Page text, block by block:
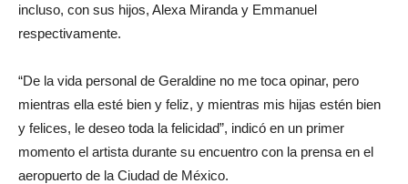
incluso, con sus hijos, Alexa Miranda y Emmanuel
respectivamente.
“De la vida personal de Geraldine no me toca opinar, pero
mientras ella esté bien y feliz, y mientras mis hijas estén bien
y felices, le deseo toda la felicidad”, indicó en un primer
momento el artista durante su encuentro con la prensa en el
aeropuerto de la Ciudad de México.